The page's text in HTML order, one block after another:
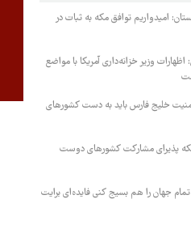
امیدواریم توافق مکه به ثبات در
وزیر خزانه‌داری آمریکا با مواضع
خلیج فارس باید به دست کشورهای
مکه پذیرای مشارکت کشورهای دوست
جهان را هم بسیج کنی فایده‌ای برایت